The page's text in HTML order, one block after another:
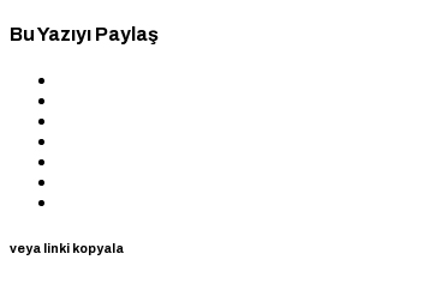
Bu Yazıyı Paylaş
veya linki kopyala